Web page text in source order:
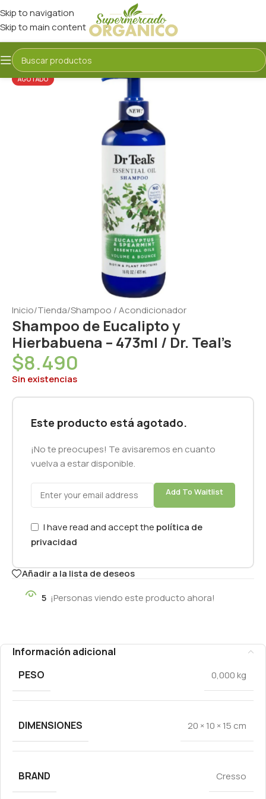
Skip to navigation
Skip to main content
AGOTADO
Inicio/Tienda/Shampoo / Acondicionador
Shampoo de Eucalipto y
Hierbabuena – 473ml / Dr. Teal’s
$8.490
Sin existencias
Este producto está agotado.
¡No te preocupes! Te avisaremos en cuanto
vuelva a estar disponible.
Add To Waitlist
I have read and accept the política de
privacidad
Añadir a la lista de deseos
5 ¡Personas viendo este producto ahora!
Información adicional
PESO
0,000 kg
DIMENSIONES 20 × 10 × 15 cm
BRAND Cresso